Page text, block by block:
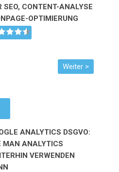
SEO, CONTENT-ANALYSE
OPTIMIERUNG
ANALYTICS DSGVO:
MAN ANALYTICS
VERWENDEN